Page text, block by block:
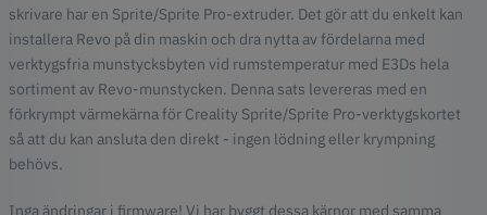
skrivare har en Sprite/Sprite Pro-extruder. Det gör att du enkelt kan
installera Revo på din maskin och dra nytta av fördelarna med
verktygsfria munstycksbyten vid rumstemperatur med E3Ds hela
sortiment av Revo-munstycken. Denna sats levereras med en
förkrympt värmekärna för Creality Sprite/Sprite Pro-verktygskortet
så att du kan ansluta den direkt - ingen lödning eller krympning
behövs.
Inga ändringar i firmware! Vi har byggt dessa kärnor med samma